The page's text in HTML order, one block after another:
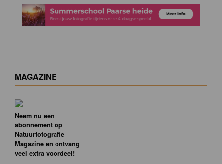
MAGAZINE
Neem nu een
abonnement op
Natuurfotografie
Magazine en ontvang
veel extra voordeel!